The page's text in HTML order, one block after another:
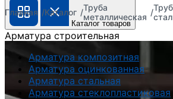
Каталог товаров
Арматура строительная
Арматура композитная
Арматура оцинкованная
Арматура стальная
Арматура стеклопластиковая
Главная Каталог
Труба
металлическая